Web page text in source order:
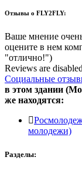
Отзывы о FLY2FLY:
Ваше мнение
оцените в нем
"отлично!")
Reviews are
Социальные
в этом здании
же находятся:
молодежи)
Разделы: